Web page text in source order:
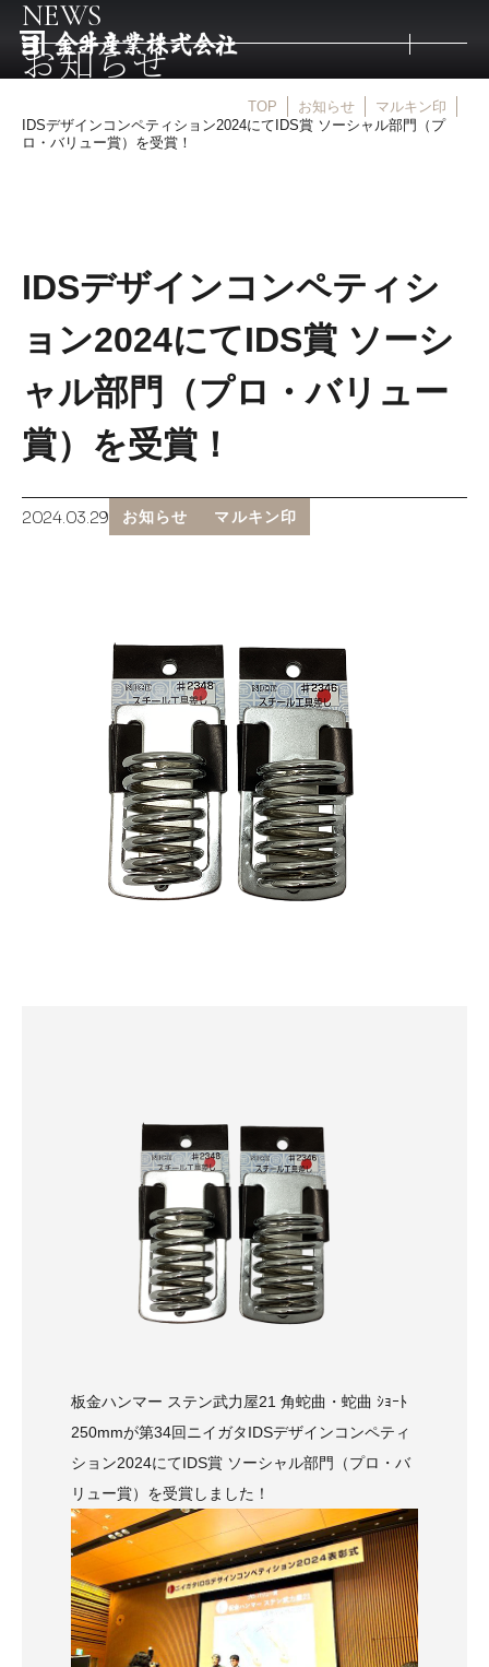
トップ
金井産業の強み
マルキン印
お問い合わせはこちら
NEWS
お知らせ
TOP お知らせ
マルキン印
IDSデザインコンペティション2024にてIDS賞 ソーシャル部門（プ
ロ・バリュー賞）を受賞！
IDSデザインコンペティシ
ョン2024にてIDS賞 ソーシ
ャル部門（プロ・バリュー
賞）を受賞！
2024.03.29 お知らせ マルキン印
板金ハンマー ステン武力屋21 角蛇曲・蛇曲 ｼｮｰﾄ
250mmが第34回ニイガタIDSデザインコンペティ
ション2024にてIDS賞 ソーシャル部門（プロ・バ
リュー賞）を受賞しました！